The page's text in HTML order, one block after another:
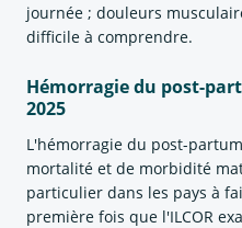
journée ; douleurs
difficile à comprendre.
Hémorragie du post-
2025
L'hémorragie du post-
mortalité et de morbidité
particulier dans les pays à
première fois que l'ILCOR